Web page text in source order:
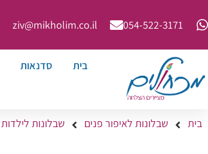
054-522-3171⁩
ziv@mikholim.co.il
בית סדנאות
בית שבלונות לאיפור פנים שבלונות לילדות